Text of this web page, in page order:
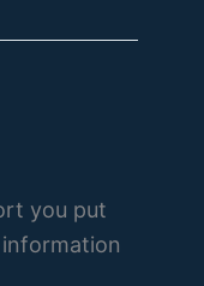
you put